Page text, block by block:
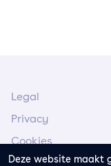
Deze website maakt
Legal
Privacy
Cookies
Juridische